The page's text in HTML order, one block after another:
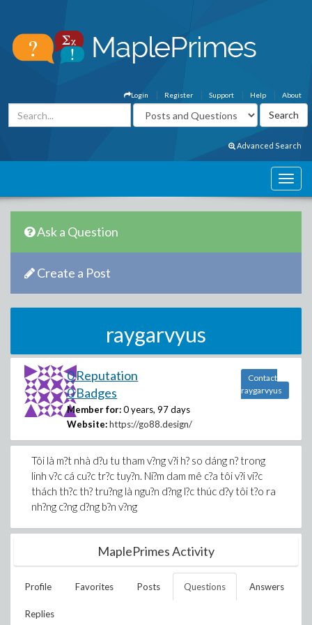
About
Help
Support
Register
Login
Advanced Search
Ask a Question
Create a Post
raygarvyus
0 Reputation
0 Badges
Member for: 0 years, 97 days
Website: https://go88.design/
Contact
raygarvyus
Tôi là m?t nhà d?u tu tham v?ng v?i h? so dáng n? trong
linh v?c cá cu?c tr?c tuy?n. Ni?m dam mê c?a tôi v?i vi?c
thách th?c th? tru?ng là ngu?n d?ng l?c thúc d?y tôi t?o ra
nh?ng c?ng d?ng b?n v?ng
MaplePrimes Activity
Profile Favorites Posts Questions Answers
Replies